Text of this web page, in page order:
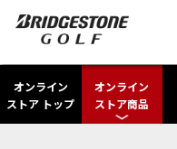
オンライン
ストア トップ
オンライン
ストア商品